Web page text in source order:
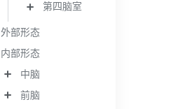
第四脑室
外部形态
内部形态
中脑
前脑